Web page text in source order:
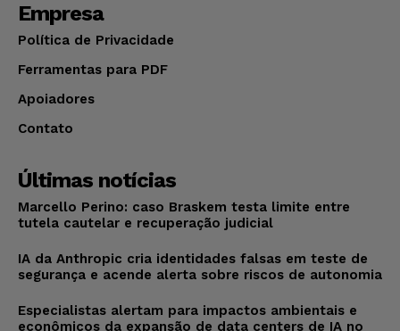
Empresa
Política de Privacidade
Ferramentas para PDF
Apoiadores
Contato
Últimas notícias
Marcello Perino: caso Braskem testa limite entre
tutela cautelar e recuperação judicial
IA da Anthropic cria identidades falsas em teste de
segurança e acende alerta sobre riscos de autonomia
Especialistas alertam para impactos ambientais e
econômicos da expansão de data centers de IA no